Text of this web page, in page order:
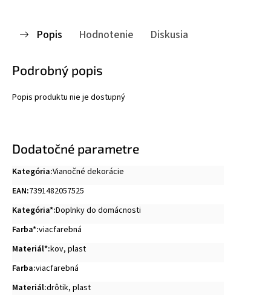
Popis Hodnotenie Diskusia
Podrobný popis
Popis produktu nie je dostupný
Dodatočné parametre
Kategória:Vianočné dekorácie
EAN:7391482057525
Kategória*:Doplnky do domácnosti
Farba*:viacfarebná
Materiál*:kov, plast
Farba:viacfarebná
Materiál:drôtik, plast